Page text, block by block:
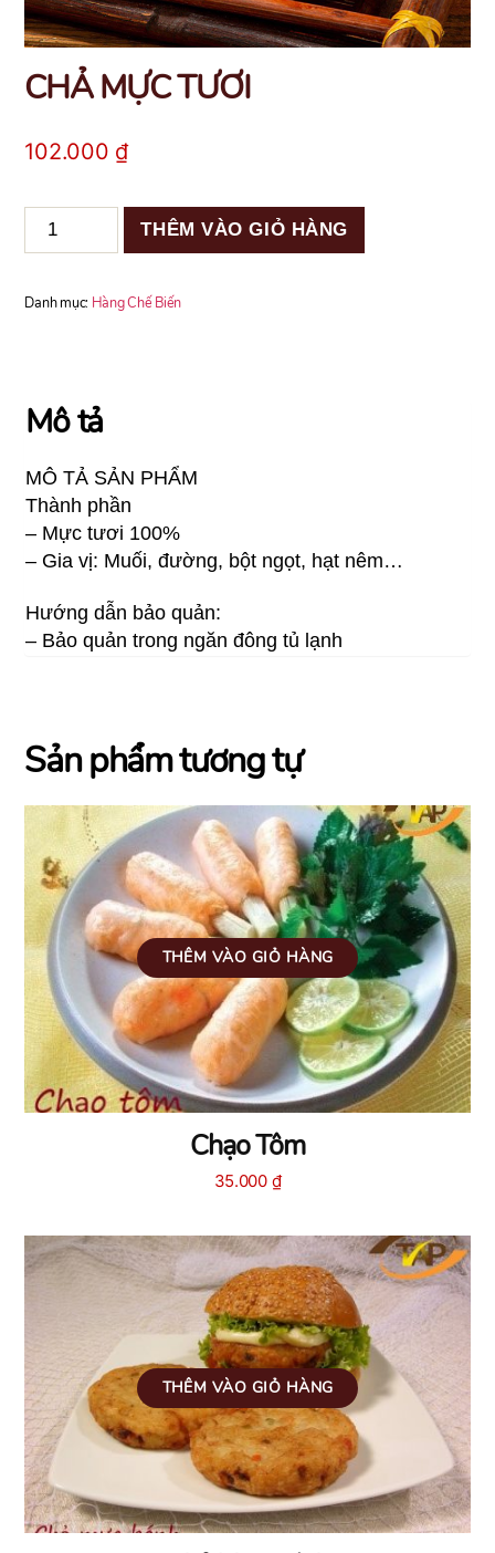
CHẢ MỰC TƯƠI
102.000 ₫
CHẢ
MỰC
số
lượng
THÊM VÀO GIỎ HÀNG
Danh mục: Hàng Chế Biến
Mô tả
MÔ TẢ SẢN PHẨM
Thành phần
– Mực tươi 100%
– Gia vị: Muối, đường, bột ngọt, hạt nêm…
Hướng dẫn bảo quản:
– Bảo quản trong ngăn đông tủ lạnh
Sản phẩm tương tự
Chạo Tôm
35.000 ₫
THÊM VÀO GIỎ HÀNG
THÊM VÀO GIỎ HÀNG